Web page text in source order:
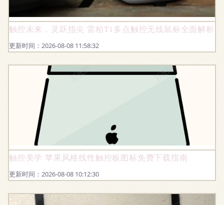
触控未来，灵跃指尖 雷柏T1多点触控无线鼠标全面解析
更新时间：2026-08-08 11:58:32
触控美学 苹果风格线性触控板图标免费下载指南
更新时间：2026-08-08 10:12:30